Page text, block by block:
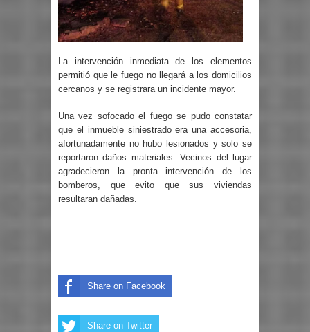
La intervención inmediata de los elementos
permitió que le fuego no llegará a los domicilios
cercanos y se registrara un incidente mayor.
Una vez sofocado el fuego se pudo constatar
que el inmueble siniestrado era una accesoria,
afortunadamente no hubo lesionados y solo se
reportaron daños materiales. Vecinos del lugar
agradecieron la pronta intervención de los
bomberos, que evito que sus viviendas
resultaran dañadas.
Share on Facebook
Share on Twitter